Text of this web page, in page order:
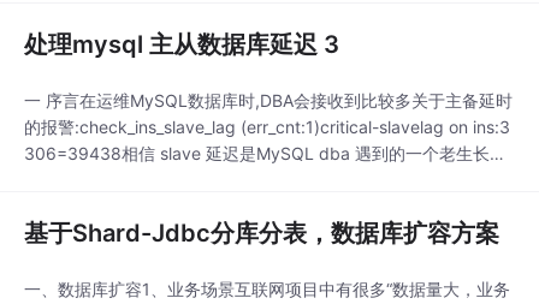
处理mysql 主从数据库延迟 3
一 序言在运维MySQL数据库时,DBA会接收到比较多关于主备延时
的报警:check_ins_slave_lag (err_cnt:1)critical-slavelag on ins:3
306=39438相信 slave 延迟是MySQL dba 遇到的一个老生长谈
基于Shard-Jdbc分库分表，数据库扩容方案
一、数据库扩容1、业务场景互联网项目中有很多“数据量大，业务